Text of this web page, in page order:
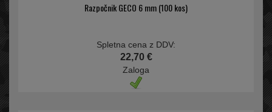
Razpočnik GECO 6 mm (100 kos)
Spletna cena z DDV:
22,70 €
Zaloga